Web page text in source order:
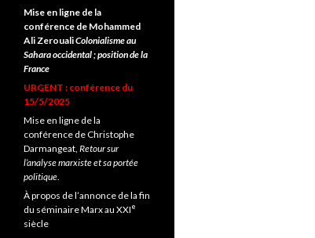
Mise en ligne de la
conférence de Mohammed
Ali ZeroualiColonialisme au
Sahara occidental ; position de la
France
URGENT : conférence du
15/5/2025
Mise en ligne de la
conférence de Christophe
Darmangeat, Retour sur
l’analyse marxiste et sa portée
politique.
À propos de l’annonce de la fin
du séminaire Marx au XXIe
siècle